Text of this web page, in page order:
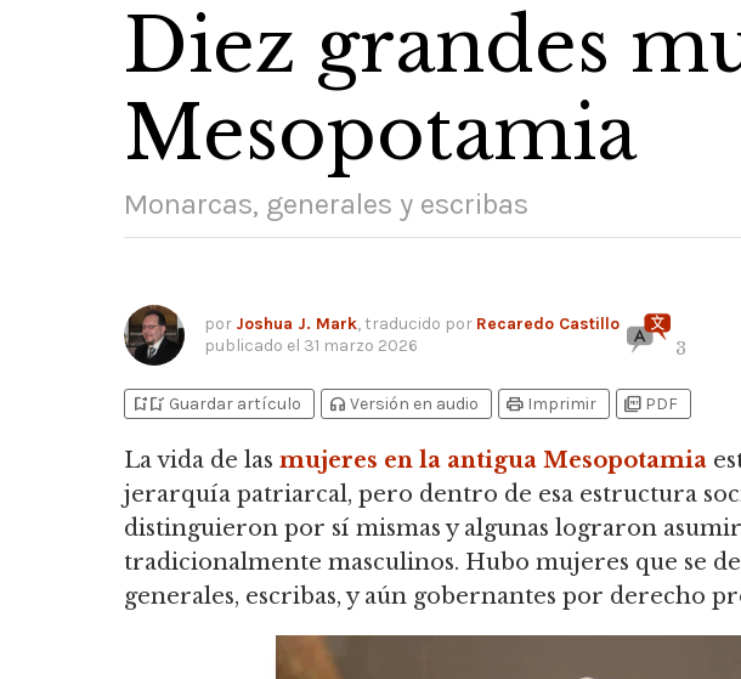
Diez grandes
Mesopotamia
Monarcas, generales y escribas
por Joshua J. Mark, traducido por Recaredo Castillo
publicado el 31 marzo 2026 3
bookmark_addbookmark_added Guardar artículo headphones Versión en audio print Imprimir picture_as_pdf PDF
La vida de las mujeres en la antigua Mesopotamia
jerarquía patriarcal, pero dentro de esa estructura
distinguieron por sí mismas y algunas lograron
tradicionalmente masculinos. Hubo mujeres que se
generales, escribas, y aún gobernantes por derecho